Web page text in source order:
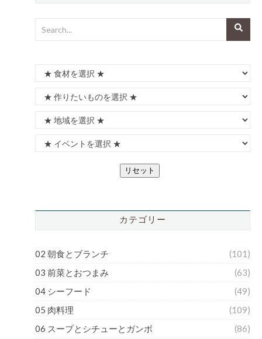
リセット
カテゴリー
02 朝食とブランチ
(101)
03 前菜とおつまみ
(63)
04 シーフード
(49)
05 肉料理
(109)
06 スープとシチューとガンボ
(86)